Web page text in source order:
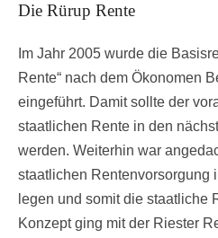
Die Rürup Rente
Im Jahr 2005 wurde die
Rente“ nach dem Ökonomen
eingeführt. Damit sollte der
staatlichen Rente in den
werden. Weiterhin war
staatlichen Rentenvorsorgung
legen und somit die staatliche
Konzept ging mit der Riester